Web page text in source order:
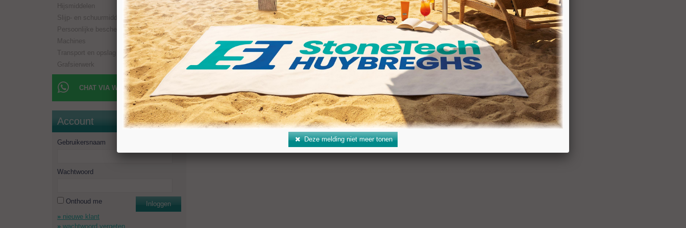
Hijsmiddelen
Slijp- en schuurmiddelen
Persoonlijke bescherming
Machines
Transport en opslag
Grafsierwerk
CHAT VIA WHATSAPP
Account
Gebruikersnaam
Wachtwoord
Onthoud me
Inloggen
nieuwe klant
wachtwoord vergeten
Boorlengte (BD): 400 mm
Aansluiting: R 1/2"
Toerental: 1.100–1.400 rpm
Deze melding niet meer tonen